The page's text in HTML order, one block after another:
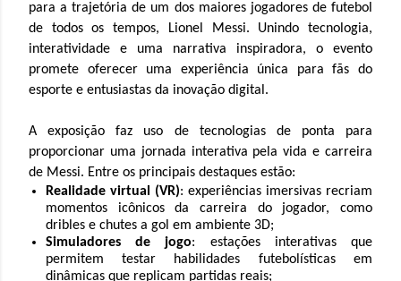
para a trajetória de um dos maiores jogadores de futebol
de todos os tempos, Lionel Messi. Unindo tecnologia,
interatividade e uma narrativa inspiradora, o evento
promete oferecer uma experiência única para fãs do
esporte e entusiastas da inovação digital.
A exposição faz uso de tecnologias de ponta para
proporcionar uma jornada interativa pela vida e carreira
de Messi. Entre os principais destaques estão:
Realidade virtual (VR): experiências imersivas recriam
momentos icônicos da carreira do jogador, como
dribles e chutes a gol em ambiente 3D;
Simuladores de jogo: estações interativas que
permitem testar habilidades futebolísticas em
dinâmicas que replicam partidas reais;